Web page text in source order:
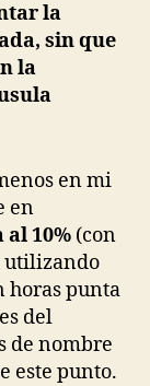
la
sin que
la
en mi
en
al 10% (con
utilizando
horas punta
del
de nombre
este punto.